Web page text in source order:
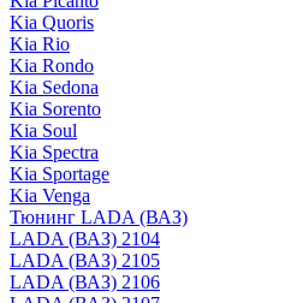
Kia Quoris
Kia Rio
Kia Rondo
Kia Sedona
Kia Sorento
Kia Soul
Kia Spectra
Kia Sportage
Kia Venga
Тюнинг LADA (ВАЗ)
LADA (ВАЗ) 2104
LADA (ВАЗ) 2105
LADA (ВАЗ) 2106